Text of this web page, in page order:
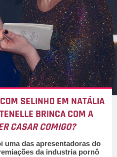
SELINHO EM NATÁLIA
BRINCA COM A
CASAR COMIGO?
uma das apresentadoras do
da industria pornô